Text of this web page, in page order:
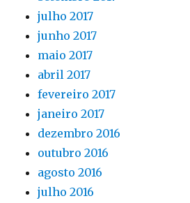
julho 2017
junho 2017
maio 2017
abril 2017
fevereiro 2017
janeiro 2017
dezembro 2016
outubro 2016
agosto 2016
julho 2016